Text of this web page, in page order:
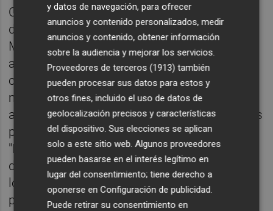
Cuando yo estaba en las últimas,
desesperado por no encontrar trabajo,
Madrid me salvó la vida. Como prueba de
agradecimiento siempre defenderé a la
ciudad y a su gente, ahora con mayor
motivo, cuando ciertos energúmenos piden
a los madrileños que no acudan a sus playas
por miedo al contagio del virus chino.
"Madrileños,go home!", han escrito. Son
desagradecidos porque pasan por alto todo
lo que esos madrileños han hecho por el
progreso del Levante feliz.
y datos de navegación, para ofrecer
anuncios y contenido personalizados, medir
anuncios y contenido, obtener información
sobre la audiencia y mejorar los servicios.
Proveedores de terceros (1913) también
pueden procesar sus datos para estos y
otros fines, incluido el uso de datos de
geolocalización precisos y características
del dispositivo. Sus elecciones se aplican
solo a este sitio web. Algunos proveedores
pueden basarse en el interés legítimo en
lugar del consentimiento; tiene derecho a
oponerse enConfiguración de publicidad
Puede retirar su consentimiento en